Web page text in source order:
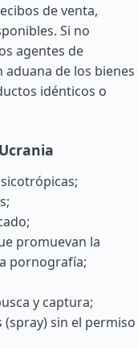
de venta,
Si no
agentes de
de los bienes
idénticos o
promuevan la
pornografía;
y captura;
(spray) sin el permiso